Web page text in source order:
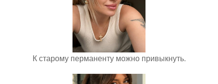
К старому перманенту можно привыкнуть.